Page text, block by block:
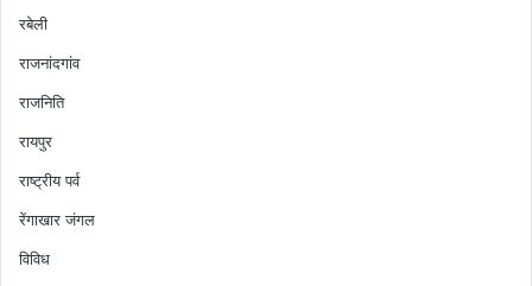
रबेली
राजनांदगांव
राजनिति
रायपुर
राष्ट्रीय पर्व
रेंगाखार जंगल
विविध